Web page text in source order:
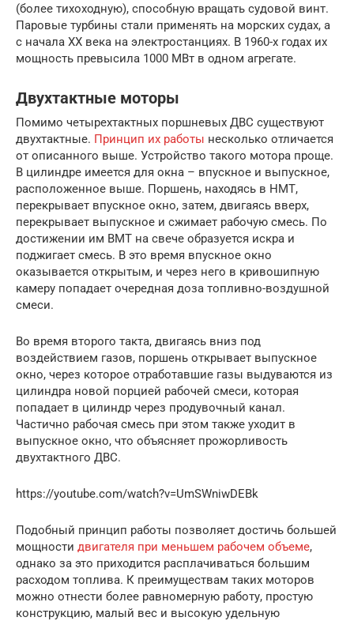
(более тихоходную), способную вращать судовой винт.
Паровые турбины стали применять на морских судах, а
с начала XX века на электростанциях. В 1960-х годах их
мощность превысила 1000 МВт в одном агрегате.
Двухтактные моторы
Помимо четырехтактных поршневых ДВС существуют
двухтактные. Принцип их работы несколько отличается
от описанного выше. Устройство такого мотора проще.
В цилиндре имеется для окна – впускное и выпускное,
расположенное выше. Поршень, находясь в НМТ,
перекрывает впускное окно, затем, двигаясь вверх,
перекрывает выпускное и сжимает рабочую смесь. По
достижении им ВМТ на свече образуется искра и
поджигает смесь. В это время впускное окно
оказывается открытым, и через него в кривошипную
камеру попадает очередная доза топливно-воздушной
смеси.
Во время второго такта, двигаясь вниз под
воздействием газов, поршень открывает выпускное
окно, через которое отработавшие газы выдуваются из
цилиндра новой порцией рабочей смеси, которая
попадает в цилиндр через продувочный канал.
Частично рабочая смесь при этом также уходит в
выпускное окно, что объясняет прожорливость
двухтактного ДВС.
https://youtube.com/watch?v=UmSWniwDEBk
Подобный принцип работы позволяет достичь большей
мощности двигателя при меньшем рабочем объеме,
однако за это приходится расплачиваться большим
расходом топлива. К преимуществам таких моторов
можно отнести более равномерную работу, простую
конструкцию, малый вес и высокую удельную